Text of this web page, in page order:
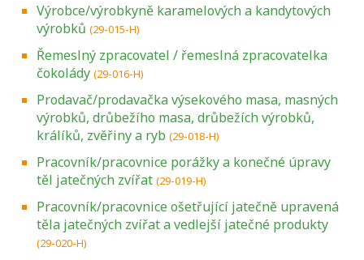
Výrobce/výrobkyně karamelových a kandytových
výrobků (29-015-H)
Řemeslný zpracovatel / řemeslná zpracovatelka
čokolády (29-016-H)
Prodavač/prodavačka výsekového masa, masných
výrobků, drůbežího masa, drůbežích výrobků,
králíků, zvěřiny a ryb (29-018-H)
Pracovník/pracovnice porážky a konečné úpravy
těl jatečných zvířat (29-019-H)
Pracovník/pracovnice ošetřující jatečně upravená
těla jatečných zvířat a vedlejší jatečné produkty
(29-020-H)